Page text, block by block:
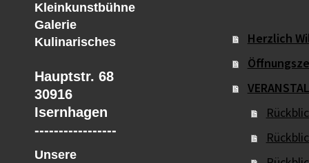
Kleinkunstbühne
Galerie
Kulinarisches
Hauptstr. 68
30916
Isernhagen
-----------------
Unsere
Herzlich